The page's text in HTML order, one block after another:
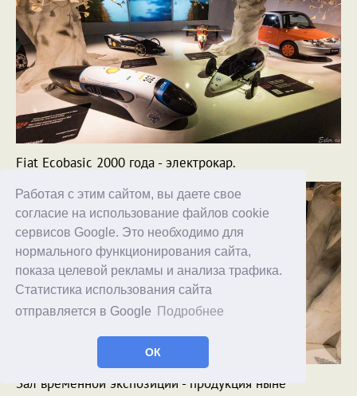
Работая с этим сайтом, вы даете свое
согласие на использование файлов cookie
сервисов Google. Это необходимо для
нормального функционирования сайта,
показа целевой рекламы и анализа трафика.
Статистика использования сайта
отправляется в Google
Подробнее
ОК
Fiat Ecobasic 2000 года - электрокар.
Зал временной экспозиции - продукция ныне